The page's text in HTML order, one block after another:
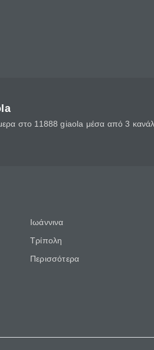
στο 11888 giaola μέσα από 3
Ιωάννινα
Τρίπολη
Περισσότερα